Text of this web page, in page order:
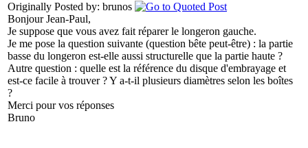
Originally Posted by: brunos
Bonjour Jean-Paul,
Je suppose que vous avez fait réparer le longeron gauche.
Je me pose la question suivante (question bête peut-être) : la partie
basse du longeron est-elle aussi structurelle que la partie haute ?
Autre question : quelle est la référence du disque d'embrayage et
est-ce facile à trouver ? Y a-t-il plusieurs diamètres selon les boîtes
?
Merci pour vos réponses
Bruno